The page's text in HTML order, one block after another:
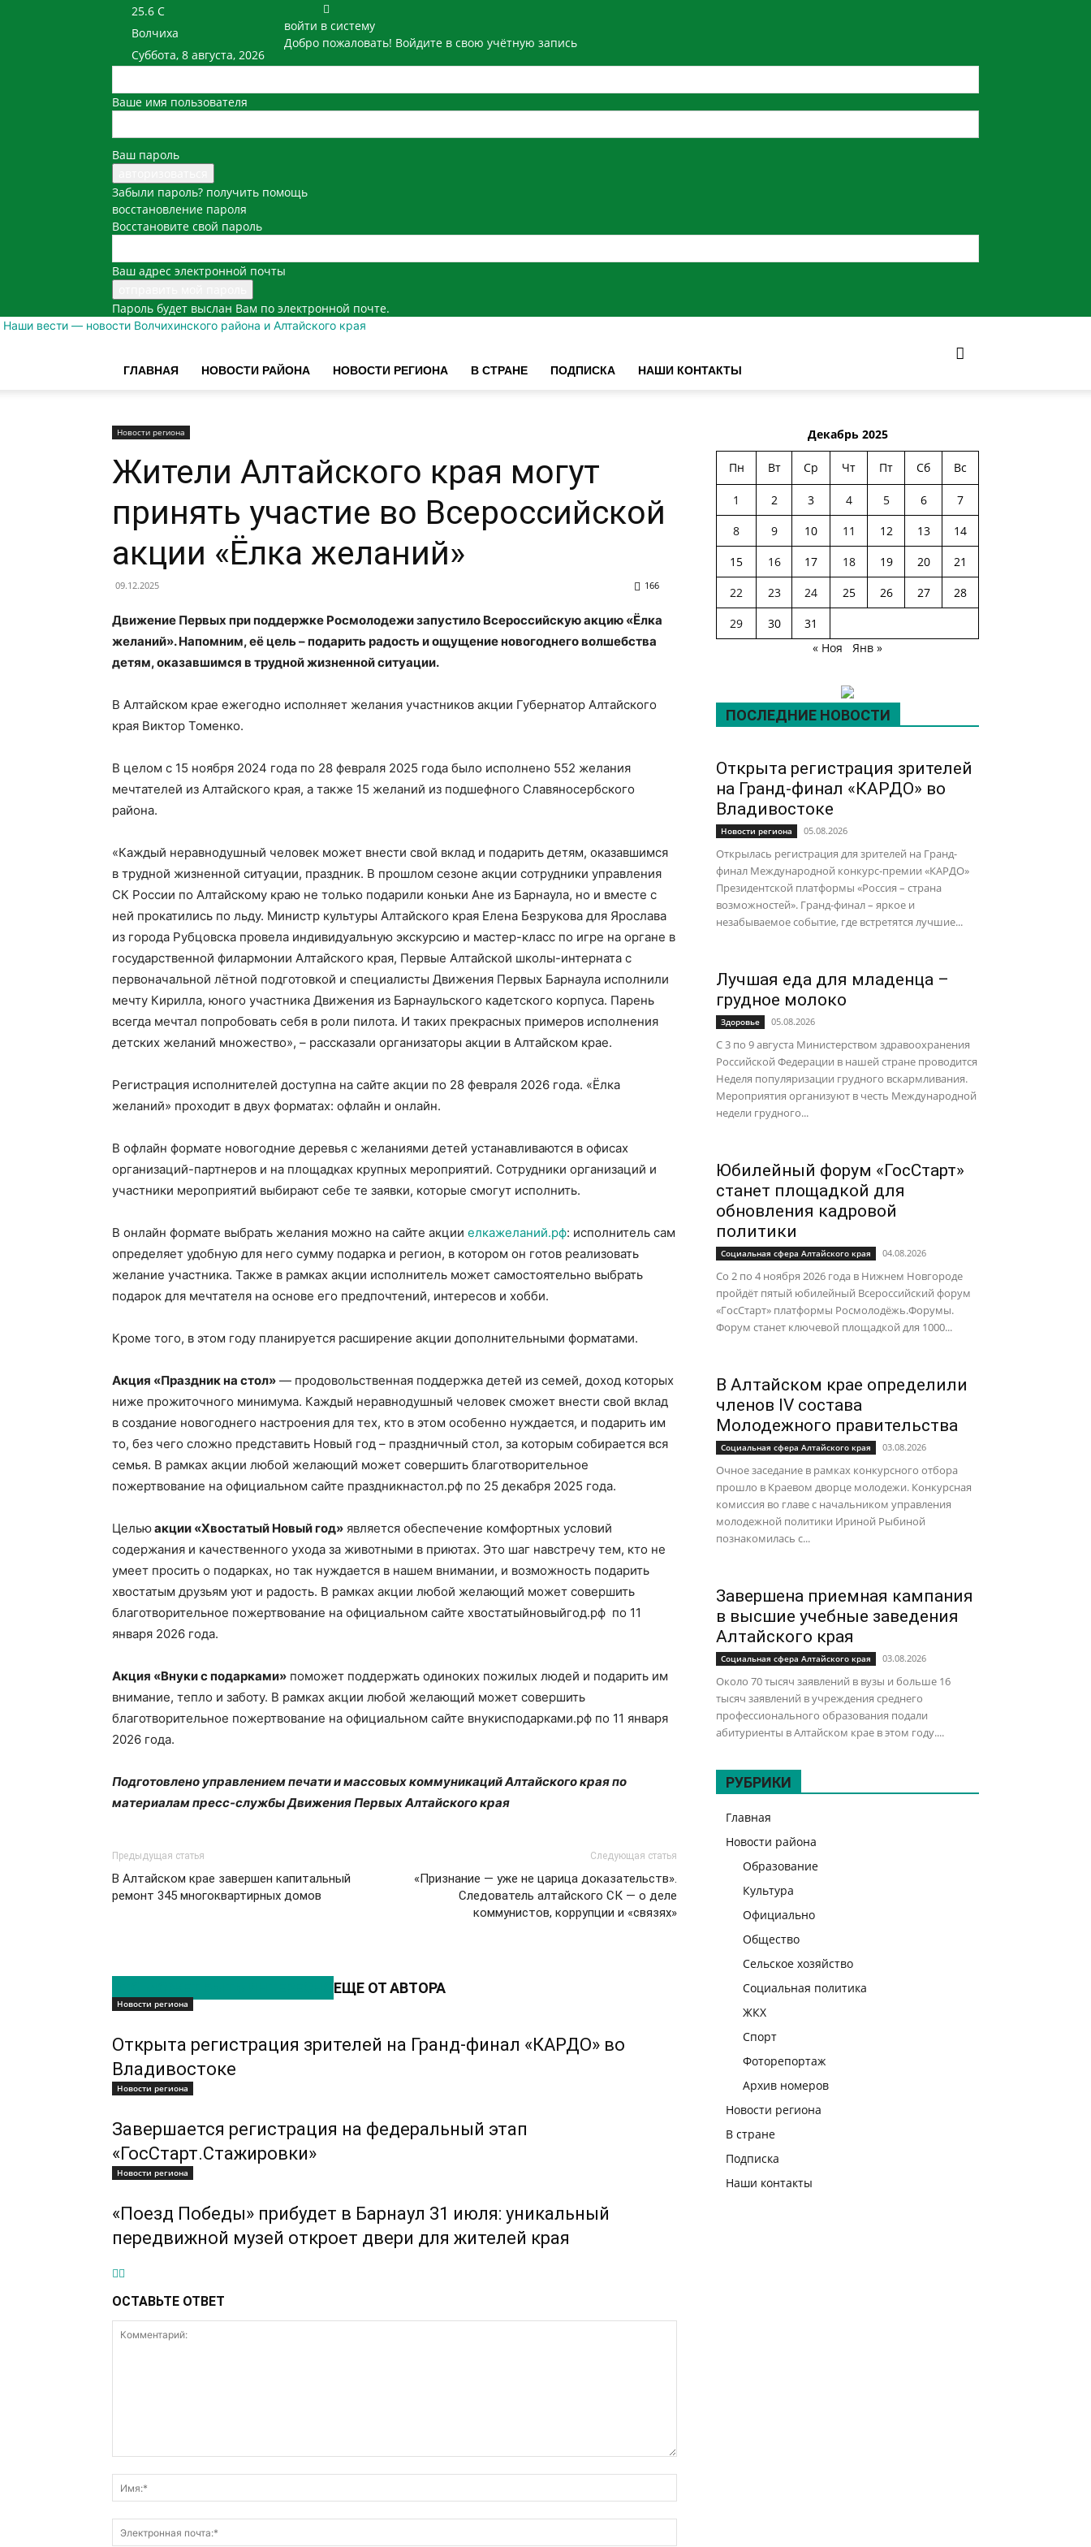
25.6 C
Волчиха
Суббота, 8 августа, 2026
войти в систему
Добро пожаловать! Войдите в свою учётную запись
Ваше имя пользователя
Ваш пароль
Забыли пароль? получить помощь
восстановление пароля
Восстановите свой пароль
Ваш адрес электронной почты
Пароль будет выслан Вам по электронной почте.
Наши вести — новости Волчихинского района и Алтайского края
ГЛАВНАЯ НОВОСТИ РАЙОНА НОВОСТИ РЕГИОНА В СТРАНЕ ПОДПИСКА НАШИ КОНТАКТЫ
Новости региона
Жители Алтайского края могут
принять участие во Всероссийской
акции «Ёлка желаний»
09.12.2025 166
Движение Первых при поддержке Росмолодежи запустило Всероссийскую акцию «Ёлка
желаний». Напомним, её цель – подарить радость и ощущение новогоднего волшебства
детям, оказавшимся в трудной жизненной ситуации.
В Алтайском крае ежегодно исполняет желания участников акции Губернатор Алтайского
края Виктор Томенко.
В целом с 15 ноября 2024 года по 28 февраля 2025 года было исполнено 552 желания
мечтателей из Алтайского края, а также 15 желаний из подшефного Славяносербского
района.
«Каждый неравнодушный человек может внести свой вклад и подарить детям, оказавшимся
в трудной жизненной ситуации, праздник. В прошлом сезоне акции сотрудники управления
СК России по Алтайскому краю не только подарили коньки Ане из Барнаула, но и вместе с
ней прокатились по льду. Министр культуры Алтайского края Елена Безрукова для Ярослава
из города Рубцовска провела индивидуальную экскурсию и мастер-класс по игре на органе в
государственной филармонии Алтайского края, Первые Алтайской школы-интерната с
первоначальной лётной подготовкой и специалисты Движения Первых Барнаула исполнили
мечту Кирилла, юного участника Движения из Барнаульского кадетского корпуса. Парень
всегда мечтал попробовать себя в роли пилота. И таких прекрасных примеров исполнения
детских желаний множество», – рассказали организаторы акции в Алтайском крае.
Регистрация исполнителей доступна на сайте акции по 28 февраля 2026 года. «Ёлка
желаний» проходит в двух форматах: офлайн и онлайн.
В офлайн формате новогодние деревья с желаниями детей устанавливаются в офисах
организаций-партнеров и на площадках крупных мероприятий. Сотрудники организаций и
участники мероприятий выбирают себе те заявки, которые смогут исполнить.
В онлайн формате выбрать желания можно на сайте акции елкажеланий.рф: исполнитель сам
определяет удобную для него сумму подарка и регион, в котором он готов реализовать
желание участника. Также в рамках акции исполнитель может самостоятельно выбрать
подарок для мечтателя на основе его предпочтений, интересов и хобби.
Кроме того, в этом году планируется расширение акции дополнительными форматами.
Акция «Праздник на стол» — продовольственная поддержка детей из семей, доход которых
ниже прожиточного минимума. Каждый неравнодушный человек сможет внести свой вклад
в создание новогоднего настроения для тех, кто в этом особенно нуждается, и подарить им
то, без чего сложно представить Новый год – праздничный стол, за которым собирается вся
семья. В рамках акции любой желающий может совершить благотворительное
пожертвование на официальном сайте праздникнастол.рф по 25 декабря 2025 года.
Цельюакции «Хвостатый Новый год» является обеспечение комфортных условий
содержания и качественного ухода за животными в приютах. Это шаг навстречу тем, кто не
умеет просить о подарках, но так нуждается в нашем внимании, и возможность подарить
хвостатым друзьям уют и радость. В рамках акции любой желающий может совершить
благотворительное пожертвование на официальном сайте хвостатыйновыйгод.рф по 11
января 2026 года.
Акция «Внуки с подарками» поможет поддержать одиноких пожилых людей и подарить им
внимание, тепло и заботу. В рамках акции любой желающий может совершить
благотворительное пожертвование на официальном сайте внукисподарками.рф по 11 января
2026 года.
Подготовлено управлением печати и массовых коммуникаций Алтайского края по
материалам пресс-службы Движения Первых Алтайского края
Предыдущая статья
В Алтайском крае завершен капитальный
ремонт 345 многоквартирных домов
Следующая статья
«Признание — уже не царица доказательств».
Следователь алтайского СК — о деле
коммунистов, коррупции и «связях»
ЕЩЕ ОТ АВТОРА
Новости региона
Открыта регистрация зрителей на Гранд-финал «КАРДО» во
Владивостоке
Новости региона
Завершается регистрация на федеральный этап
«ГосСтарт.Стажировки»
Новости региона
«Поезд Победы» прибудет в Барнаул 31 июля: уникальный
передвижной музей откроет двери для жителей края
ОСТАВЬТЕ ОТВЕТ
Декабрь 2025
Пн Вт Ср Чт Пт Сб Вс
1 2 3 4 5 6
7
8
9 10 11 12 13
14
15
16 17 18 19 20
21
22
23 24 25 26 27
28
29
30
31
« Ноя
Янв »
ПОСЛЕДНИЕ НОВОСТИ
Открыта регистрация зрителей
на Гранд-финал «КАРДО» во
Владивостоке
Новости региона 05.08.2026
Открылась регистрация для зрителей на Гранд-
финал Международной конкурс-премии «КАРДО»
Президентской платформы «Россия – страна
возможностей». Гранд-финал – яркое и
незабываемое событие, где встретятся лучшие...
Лучшая еда для младенца –
грудное молоко
Здоровье 05.08.2026
С 3 по 9 августа Министерством здравоохранения
Российской Федерации в нашей стране проводится
Неделя популяризации грудного вскармливания.
Мероприятия организуют в честь Международной
недели грудного...
Юбилейный форум «ГосСтарт»
станет площадкой для
обновления кадровой
политики
Социальная сфера Алтайского края 04.08.2026
Со 2 по 4 ноября 2026 года в Нижнем Новгороде
пройдёт пятый юбилейный Всероссийский форум
«ГосСтарт» платформы Росмолодёжь.Форумы.
Форум станет ключевой площадкой для 1000...
В Алтайском крае определили
членов IV состава
Молодежного правительства
Социальная сфера Алтайского края 03.08.2026
Очное заседание в рамках конкурсного отбора
прошло в Краевом дворце молодежи. Конкурсная
комиссия во главе с начальником управления
молодежной политики Ириной Рыбиной
познакомилась с...
Завершена приемная кампания
в высшие учебные заведения
Алтайского края
Социальная сфера Алтайского края 03.08.2026
Около 70 тысяч заявлений в вузы и больше 16
тысяч заявлений в учреждения среднего
профессионального образования подали
абитуриенты в Алтайском крае в этом году....
РУБРИКИ
Главная
Новости района
Образование
Культура
Официально
Общество
Сельское хозяйство
Социальная политика
ЖКХ
Спорт
Фоторепортаж
Архив номеров
Новости региона
В стране
Подписка
Наши контакты